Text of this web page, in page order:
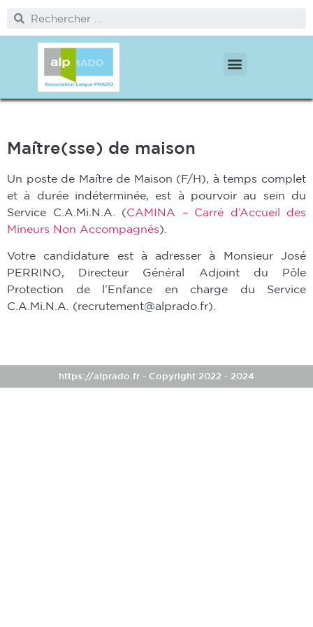
Maître(sse) de maison
Un poste de Maître de Maison (F/H), à temps complet
et à durée indéterminée, est à pourvoir au sein du
Service C.A.Mi.N.A. (CAMINA – Carré d’Accueil des
Mineurs Non Accompagnés).
Votre candidature est à adresser à Monsieur José
PERRINO, Directeur Général Adjoint du Pôle
Protection de l’Enfance en charge du Service
C.A.Mi.N.A. (recrutement@alprado.fr).
https://alprado.fr - Copyright 2022 - 2024